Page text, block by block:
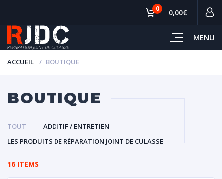
MENU
0 0,00€
ACCUEIL BOUTIQUE
BOUTIQUE
TOUT
ADDITIF / ENTRETIEN
LES PRODUITS DE RÉPARATION JOINT DE CULASSE
16 ITEMS